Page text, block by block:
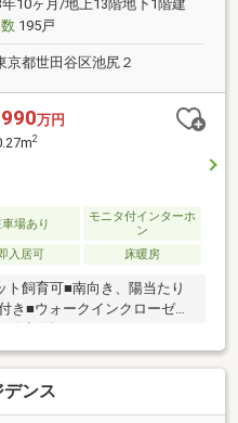
10ヶ月/地上13階地下1階建
195戸
京都世田谷区池尻２
万円
2
場あり
モニタ付インターホ
ン
入居可 床暖房
飼育可■南向き、陽当たり
き■ウォークインクローゼッ
ら購入可能◎FPによるライ
ョン診断◎その他希望に合う
案弊社は不動産総合企業で
サービスを心がけていま
ンス